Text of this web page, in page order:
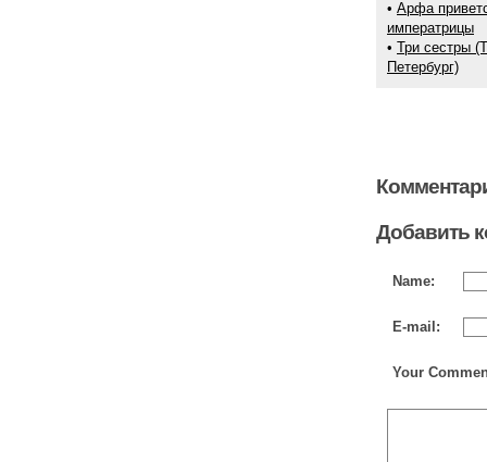
• Арфа
императрицы
• Три сестры
Петербург)
Добавить
Name:
E-mail:
Your